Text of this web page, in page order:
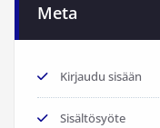
Meta
Kirjaudu sisään
Sisältösyöte